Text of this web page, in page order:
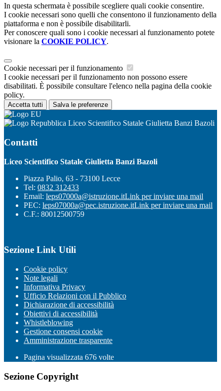
In questa schermata è possibile scegliere quali cookie consentire.
I cookie necessari sono quelli che consentono il funzionamento della
piattaforma e non è possibile disabilitarli.
Per conoscere quali sono i cookie necessari al funzionamento potete
visionare la COOKIE POLICY.
Cookie necessari per il funzionamento
I cookie necessari per il funzionamento non possono essere
disabilitati. È possibile consultare l'elenco nella pagina della cookie
policy.
Accetta tutti Salva le preferenze
Liceo Scientifico Statale Giulietta Banzi Bazoli
Contatti
Liceo Scientifico Statale Giulietta Banzi Bazoli
Piazza Palio, 63 - 73100 Lecce
Tel: 0832 312433
Email: leps07000a@istruzione.itLink per inviare una mail
PEC: leps07000a@pec.istruzione.itLink per inviare una mail
C.F.: 80012500759
Sezione Link Utili
Cookie policy
Note legali
Informativa Privacy
Ufficio Relazioni con il Pubblico
Dichiarazione di accessibilità
Obiettivi di accessibilità
Whistleblowing
Gestione consensi cookie
Amministrazione trasparente
Pagina visualizzata 676 volte
Sezione Copyright